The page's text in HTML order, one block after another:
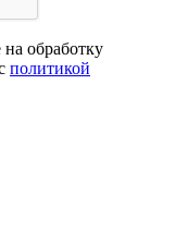
обработку
политикой